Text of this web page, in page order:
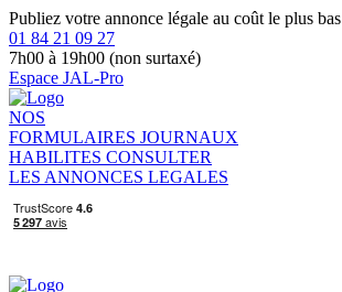
Publiez votre annonce légale au coût le plus bas
01 84 21 09 27
7h00 à 19h00 (non surtaxé)
Espace JAL-Pro
NOS
FORMULAIRES JOURNAUX
HABILITES CONSULTER
LES ANNONCES LEGALES